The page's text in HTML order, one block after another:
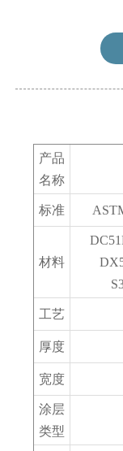
产品
名称
标准
材料
工艺
厚度
宽度
涂层
类型